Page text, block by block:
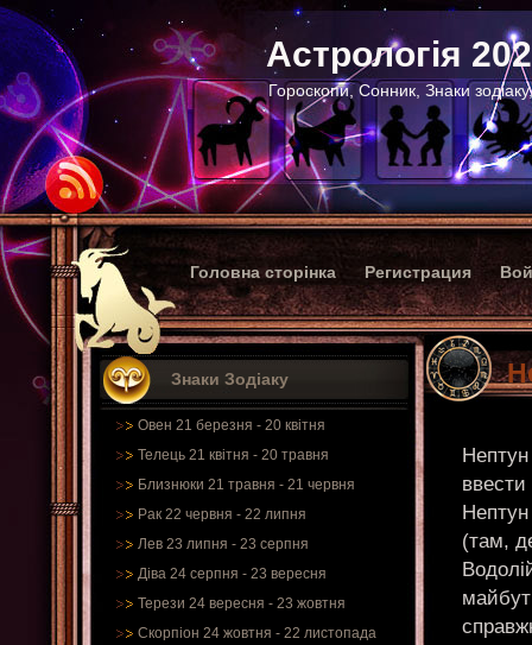
Астрологія
Гороскопи, Сонник, Знаки
Головна сторінка Регистрация
Знаки Зодіаку
Овен 21 березня - 20 квітня
Телець 21 квітня - 20 травня
Близнюки 21 травня - 21 червня
Рак 22 червня - 22 липня
Лев 23 липня - 23 серпня
Діва 24 серпня - 23 вересня
Терези 24 вересня - 23 жовтня
Скорпіон 24 жовтня - 22 листопада
ввести
(там,